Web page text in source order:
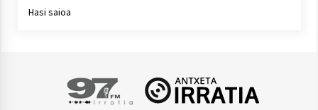
Hasi saioa